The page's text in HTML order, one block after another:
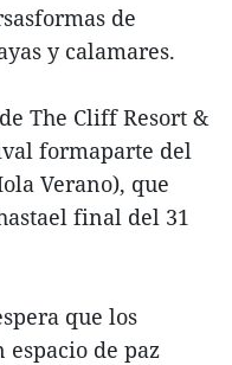
de
y calamares.
The Cliff Resort &
formaparte del
Verano), que
final del 31
que los
de paz